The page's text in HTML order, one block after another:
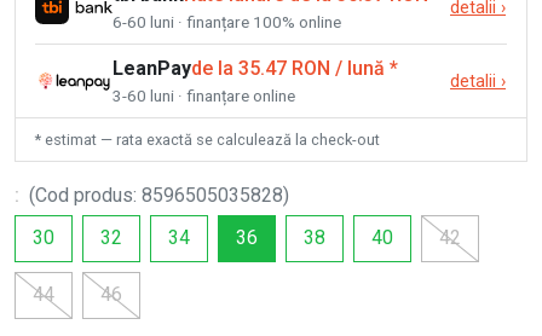
6-60 luni · finanțare 100% online
detalii ›
LeanPayde la 35.47 RON / lună *
3-60 luni · finanțare online
detalii ›
* estimat — rata exactă se calculează la check-out
: (Cod produs: 8596505035828)
30
32 34 36 38 40 42
44 46